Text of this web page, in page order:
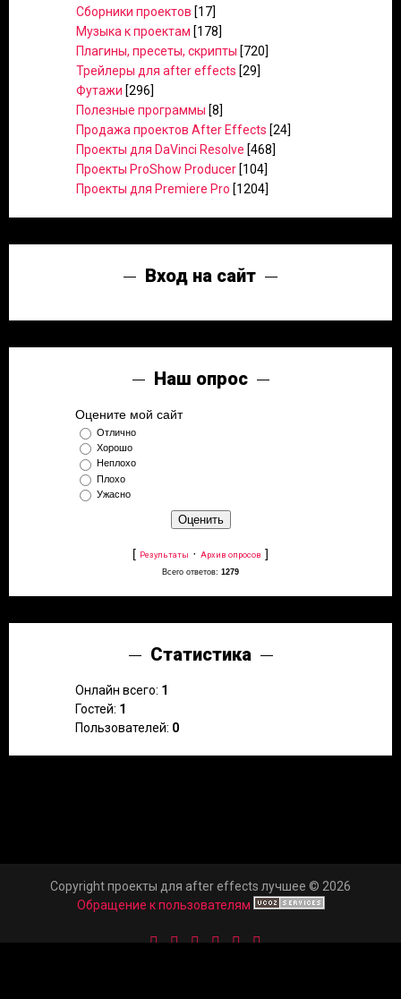
Сборники проектов [17]
Музыка к проектам [178]
Плагины, пресеты, скрипты [720]
Трейлеры для after effects [29]
Футажи [296]
Полезные программы [8]
Продажа проектов After Effects [24]
Проекты для DaVinci Resolve [468]
Проекты ProShow Producer [104]
Проекты для Premiere Pro [1204]
Вход на сайт
Наш опрос
Оцените мой сайт
Отлично
Хорошо
Неплохо
Плохо
Ужасно
[ Результаты · Архив опросов ]
Всего ответов: 1279
Статистика
Онлайн всего: 1
Гостей: 1
Пользователей: 0
Copyright проекты для after effects лучшее © 2026
Обращение к пользователям